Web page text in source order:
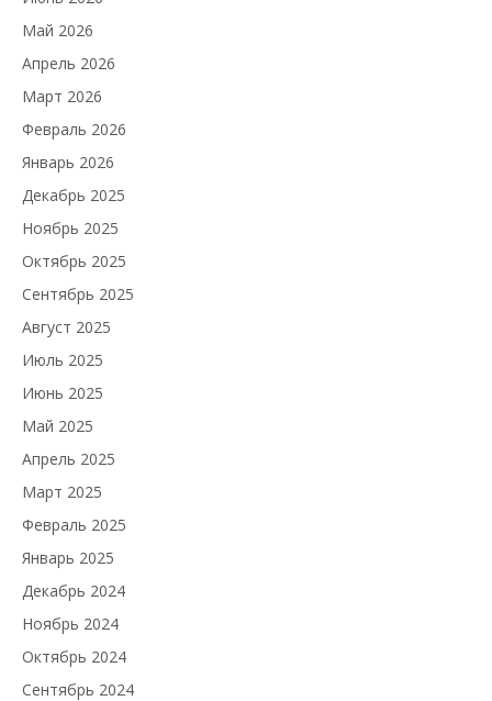
Май 2026
Апрель 2026
Март 2026
Февраль 2026
Январь 2026
Декабрь 2025
Ноябрь 2025
Октябрь 2025
Сентябрь 2025
Август 2025
Июль 2025
Июнь 2025
Май 2025
Апрель 2025
Март 2025
Февраль 2025
Январь 2025
Декабрь 2024
Ноябрь 2024
Октябрь 2024
Сентябрь 2024